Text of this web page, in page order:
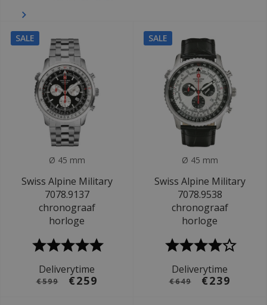
SALE
Ø 45 mm
Swiss Alpine Military
7078.9137
chronograaf
horloge
Deliverytime
€599 €259
SALE
Ø 45 mm
Swiss Alpine Military
7078.9538
chronograaf
horloge
Deliverytime
€649 €239